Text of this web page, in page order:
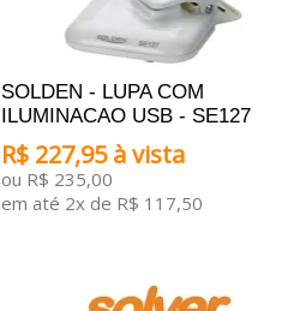
SOLDEN - LUPA COM
ILUMINACAO USB - SE127
R$ 227,95 à vista
ou R$ 235,00
em até 2x de R$ 117,50